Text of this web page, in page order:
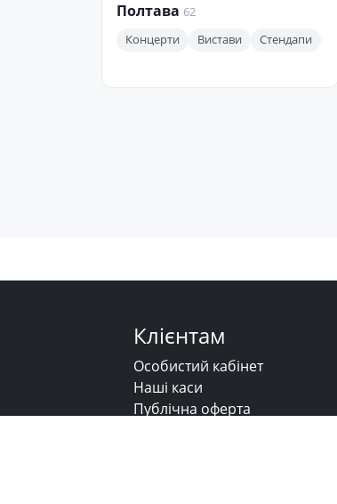
Полтава 62
Концерти
Вистави Стендапи
Клієнтам
Особистий кабінет
Наші каси
Публічна оферта